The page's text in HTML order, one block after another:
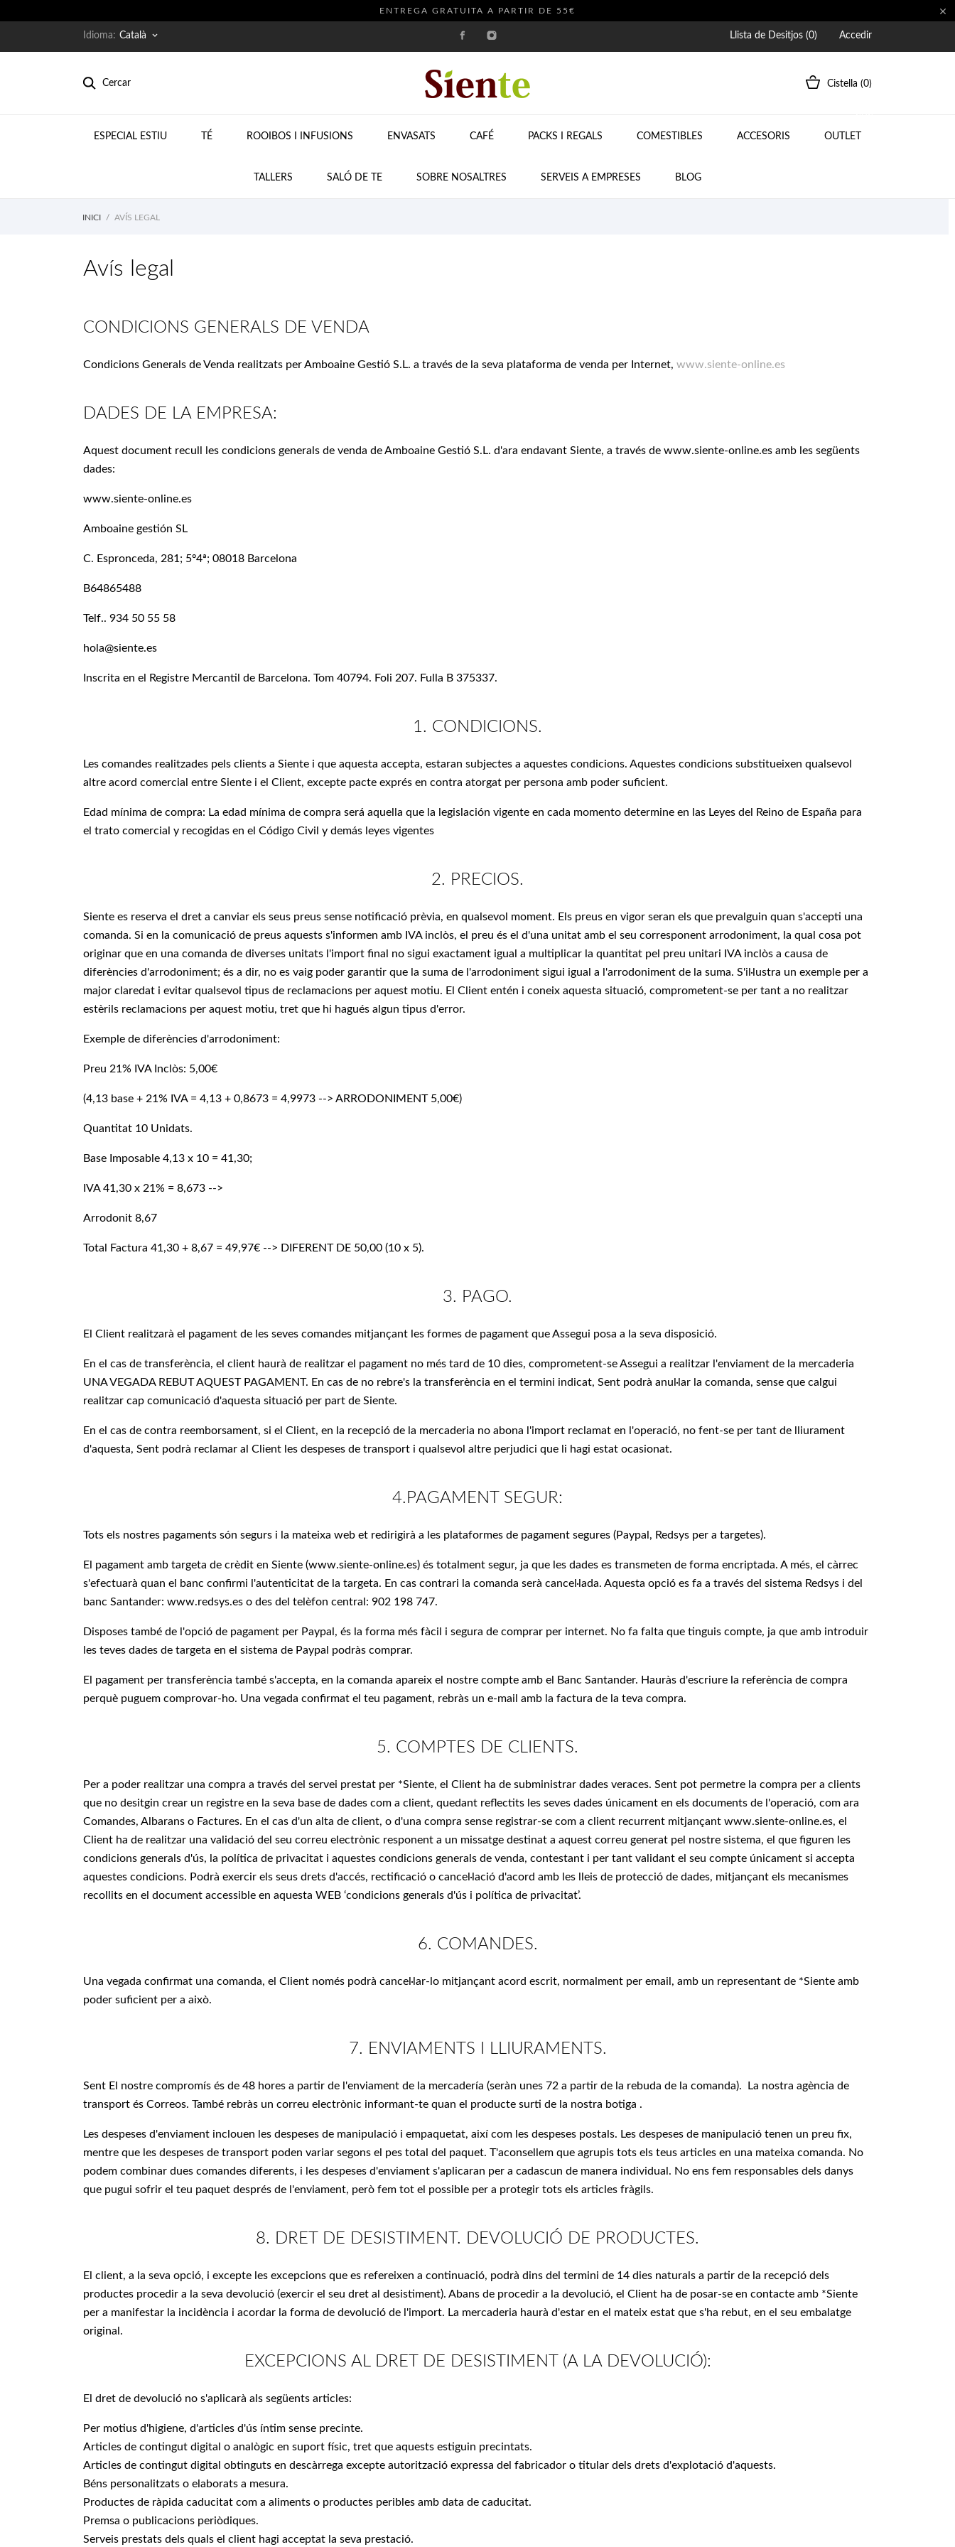
ENTREGA GRATUITA A PARTIR DE 55€ 
Idioma: Català keyboard_arrow_down Llista de Desitjos (0) Accedir
Cercar Cistella (0)
ESPECIAL ESTIU TÉ ROOIBOS I INFUSIONS ENVASATS CAFÉ PACKS I REGALS COMESTIBLES ACCESORIS OUTLET
TALLERS SALÓ DE TE SOBRE NOSALTRES SERVEIS A EMPRESES BLOG
INICI AVÍS LEGAL
Avís legal
CONDICIONS GENERALS DE VENDA
Condicions Generals de Venda realitzats per Amboaine Gestió S.L. a través de la seva plataforma de venda per Internet, www.siente-online.es
DADES DE LA EMPRESA:
Aquest document recull les condicions generals de venda de Amboaine Gestió S.L. d'ara endavant Siente, a través de www.siente-online.es amb les següents
dades:
www.siente-online.es
Amboaine gestión SL
C. Espronceda, 281; 5º4ª; 08018 Barcelona
B64865488
Telf.. 934 50 55 58
hola@siente.es
Inscrita en el Registre Mercantil de Barcelona. Tom 40794. Foli 207. Fulla B 375337.
1. CONDICIONS.
Les comandes realitzades pels clients a Siente i que aquesta accepta, estaran subjectes a aquestes condicions. Aquestes condicions substitueixen qualsevol
altre acord comercial entre Siente i el Client, excepte pacte exprés en contra atorgat per persona amb poder suficient.
Edad mínima de compra: La edad mínima de compra será aquella que la legislación vigente en cada momento determine en las Leyes del Reino de España para
el trato comercial y recogidas en el Código Civil y demás leyes vigentes
2. PRECIOS.
Siente es reserva el dret a canviar els seus preus sense notificació prèvia, en qualsevol moment. Els preus en vigor seran els que prevalguin quan s'accepti una
comanda. Si en la comunicació de preus aquests s'informen amb IVA inclòs, el preu és el d'una unitat amb el seu corresponent arrodoniment, la qual cosa pot
originar que en una comanda de diverses unitats l'import final no sigui exactament igual a multiplicar la quantitat pel preu unitari IVA inclòs a causa de
diferències d'arrodoniment; és a dir, no es vaig poder garantir que la suma de l'arrodoniment sigui igual a l'arrodoniment de la suma. S'il·lustra un exemple per a
major claredat i evitar qualsevol tipus de reclamacions per aquest motiu. El Client entén i coneix aquesta situació, comprometent-se per tant a no realitzar
estèrils reclamacions per aquest motiu, tret que hi hagués algun tipus d'error.
Exemple de diferències d'arrodoniment:
Preu 21% IVA Inclòs: 5,00€
(4,13 base + 21% IVA = 4,13 + 0,8673 = 4,9973 --> ARRODONIMENT 5,00€)
Quantitat 10 Unidats.
Base Imposable 4,13 x 10 = 41,30;
IVA 41,30 x 21% = 8,673 -->
Arrodonit 8,67
Total Factura 41,30 + 8,67 = 49,97€ --> DIFERENT DE 50,00 (10 x 5).
3. PAGO.
El Client realitzarà el pagament de les seves comandes mitjançant les formes de pagament que Assegui posa a la seva disposició.
En el cas de transferència, el client haurà de realitzar el pagament no més tard de 10 dies, comprometent-se Assegui a realitzar l'enviament de la mercaderia
UNA VEGADA REBUT AQUEST PAGAMENT. En cas de no rebre's la transferència en el termini indicat, Sent podrà anul·lar la comanda, sense que calgui
realitzar cap comunicació d'aquesta situació per part de Siente.
En el cas de contra reemborsament, si el Client, en la recepció de la mercaderia no abona l'import reclamat en l'operació, no fent-se per tant de lliurament
d'aquesta, Sent podrà reclamar al Client les despeses de transport i qualsevol altre perjudici que li hagi estat ocasionat.
4.PAGAMENT SEGUR:
Tots els nostres pagaments són segurs i la mateixa web et redirigirà a les plataformes de pagament segures (Paypal, Redsys per a targetes).
El pagament amb targeta de crèdit en Siente (www.siente-online.es) és totalment segur, ja que les dades es transmeten de forma encriptada. A més, el càrrec
s'efectuarà quan el banc confirmi l'autenticitat de la targeta. En cas contrari la comanda serà cancel·lada. Aquesta opció es fa a través del sistema Redsys i del
banc Santander: www.redsys.es o des del telèfon central: 902 198 747.
Disposes també de l'opció de pagament per Paypal, és la forma més fàcil i segura de comprar per internet. No fa falta que tinguis compte, ja que amb introduir
les teves dades de targeta en el sistema de Paypal podràs comprar.
El pagament per transferència també s'accepta, en la comanda apareix el nostre compte amb el Banc Santander. Hauràs d'escriure la referència de compra
perquè puguem comprovar-ho. Una vegada confirmat el teu pagament, rebràs un e-mail amb la factura de la teva compra.
5. COMPTES DE CLIENTS.
Per a poder realitzar una compra a través del servei prestat per *Siente, el Client ha de subministrar dades veraces. Sent pot permetre la compra per a clients
que no desitgin crear un registre en la seva base de dades com a client, quedant reflectits les seves dades únicament en els documents de l'operació, com ara
Comandes, Albarans o Factures. En el cas d'un alta de client, o d'una compra sense registrar-se com a client recurrent mitjançant www.siente-online.es, el
Client ha de realitzar una validació del seu correu electrònic responent a un missatge destinat a aquest correu generat pel nostre sistema, el que figuren les
condicions generals d'ús, la política de privacitat i aquestes condicions generals de venda, contestant i per tant validant el seu compte únicament si accepta
aquestes condicions. Podrà exercir els seus drets d'accés, rectificació o cancel·lació d'acord amb les lleis de protecció de dades, mitjançant els mecanismes
recollits en el document accessible en aquesta WEB ‘condicions generals d'ús i política de privacitat’.
6. COMANDES.
Una vegada confirmat una comanda, el Client només podrà cancel·lar-lo mitjançant acord escrit, normalment per email, amb un representant de *Siente amb
poder suficient per a això.
7. ENVIAMENTS I LLIURAMENTS.
Sent El nostre compromís és de 48 hores a partir de l'enviament de la mercadería (seràn unes 72 a partir de la rebuda de la comanda). La nostra agència de
transport és Correos. També rebràs un correu electrònic informant-te quan el producte surti de la nostra botiga .
Les despeses d'enviament inclouen les despeses de manipulació i empaquetat, així com les despeses postals. Les despeses de manipulació tenen un preu fix,
mentre que les despeses de transport poden variar segons el pes total del paquet. T'aconsellem que agrupis tots els teus articles en una mateixa comanda. No
podem combinar dues comandes diferents, i les despeses d'enviament s'aplicaran per a cadascun de manera individual. No ens fem responsables dels danys
que pugui sofrir el teu paquet després de l'enviament, però fem tot el possible per a protegir tots els articles fràgils.
8. DRET DE DESISTIMENT. DEVOLUCIÓ DE PRODUCTES.
El client, a la seva opció, i excepte les excepcions que es refereixen a continuació, podrà dins del termini de 14 dies naturals a partir de la recepció dels
productes procedir a la seva devolució (exercir el seu dret al desistiment). Abans de procedir a la devolució, el Client ha de posar-se en contacte amb *Siente
per a manifestar la incidència i acordar la forma de devolució de l'import. La mercaderia haurà d'estar en el mateix estat que s'ha rebut, en el seu embalatge
original.
EXCEPCIONS AL DRET DE DESISTIMENT (A LA DEVOLUCIÓ):
El dret de devolució no s'aplicarà als següents articles:
Per motius d'higiene, d'articles d'ús íntim sense precinte.
Articles de contingut digital o analògic en suport físic, tret que aquests estiguin precintats.
Articles de contingut digital obtinguts en descàrrega excepte autorització expressa del fabricador o titular dels drets d'explotació d'aquests.
Béns personalitzats o elaborats a mesura.
Productes de ràpida caducitat com a aliments o productes peribles amb data de caducitat.
Premsa o publicacions periòdiques.
Serveis prestats dels quals el client hagi acceptat la seva prestació.